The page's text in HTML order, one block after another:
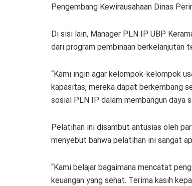
Pengembang Kewirausahaan Dinas
Di sisi lain, Manager PLN IP UBP
dari program pembinaan berkelanjutan
“Kami ingin agar kelompok-kelompok
kapasitas, mereka dapat berkembang
sosial PLN IP dalam membangun daya
Pelatihan ini disambut antusias oleh
menyebut bahwa pelatihan ini sangat
“Kami belajar bagaimana mencatat
keuangan yang sehat. Terima kasih